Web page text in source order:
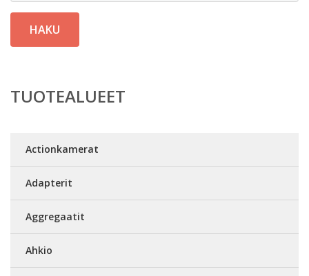
HAKU
TUOTEALUEET
Actionkamerat
Adapterit
Aggregaatit
Ahkio